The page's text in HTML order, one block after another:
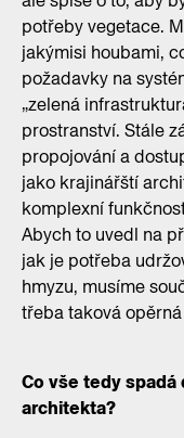
potřeby vegetace.
jakýmisi houbami,
požadavky na
„zelená
prostranství. Stále
propojování a
jako krajinářští
komplexní
Abych to uvedl na
jak je potřeba
hmyzu, musíme
třeba taková
Co vše tedy
architekta?